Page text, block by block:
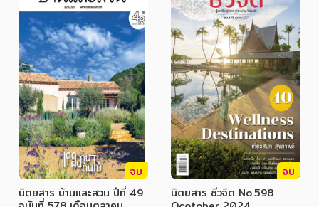
จบ
นิตยสาร บ้านและสวน ปีที่ 49
จบ
นิตยสาร ชีวจิต No.598